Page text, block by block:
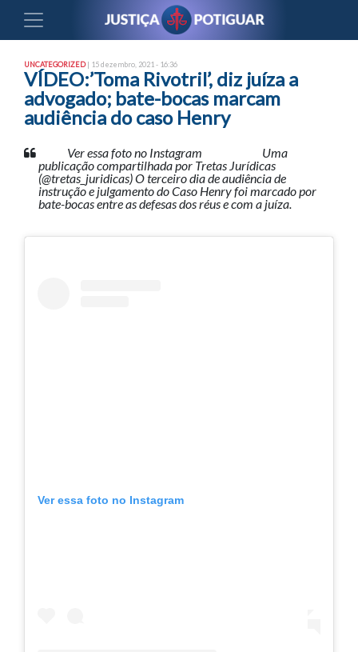
UNCATEGORIZED| 15 dezembro, 2021 - 16:36
VÍDEO:’Toma Rivotril’, diz juíza a
advogado; bate-bocas marcam
audiência do caso Henry
Ver essa foto no Instagram Uma
publicação compartilhada por Tretas Jurídicas
(@tretas_juridicas) O terceiro dia de audiência de
instrução e julgamento do Caso Henry foi marcado por
bate-bocas entre as defesas dos réus e com a juíza.
Ver essa foto no Instagram